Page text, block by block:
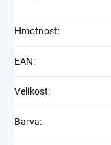
Hmotnost:
EAN:
Velikost:
Barva: